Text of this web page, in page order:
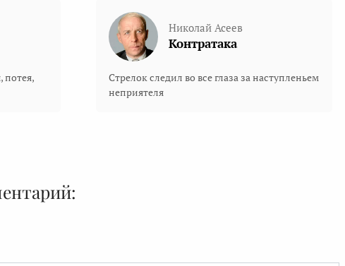
потея,
Николай Асеев
Контратака
Стрелок следил во все глаза за наступленьем
неприятеля